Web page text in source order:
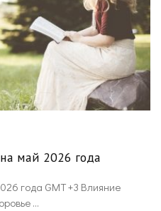
май 2026 года
года GMT +3 Влияние
...